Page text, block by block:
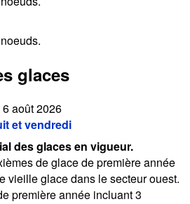
glaces
août 2026
et vendredi
des glaces en vigueur.
de glace de première année
vieille glace dans le secteur ouest.
première année incluant 3